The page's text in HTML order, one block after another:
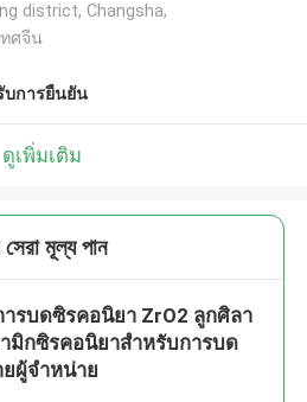
district, Changsha,
ทศจีน
บการยืนยัน
ดูเพิ่มเติม
মূল্য পান
ารบดซิรคอนิยา ZrO2 ลูกศิลา
ามิกซิรคอนิยาสําหรับการบด
ยผู้จําหน่าย